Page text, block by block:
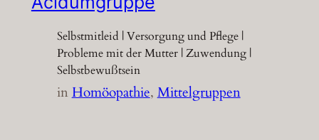
Selbstmitleid | Versorgung und Pflege |
Probleme mit der Mutter | Zuwendung |
Selbstbewußtsein
inHomöopathie, Mittelgruppen